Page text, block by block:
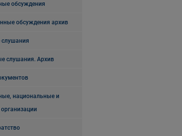
обсуждения
обсуждения архив
слушания. Архив
национальные и